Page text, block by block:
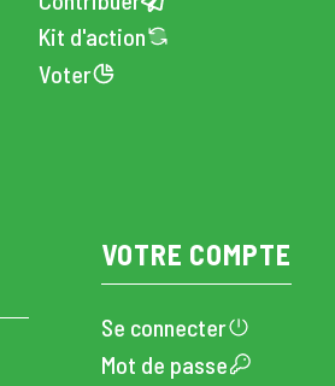
Kit d'action
Voter
VOTRE COMPTE
Se connecter
Mot de passe